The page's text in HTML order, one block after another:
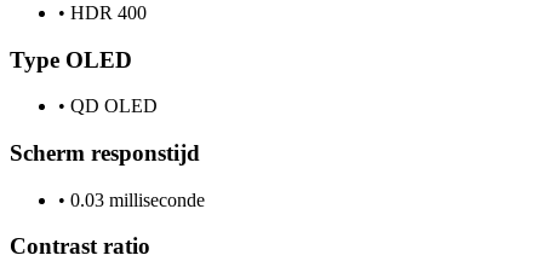
• HDR 400
Type OLED
• QD OLED
Scherm responstijd
• 0.03 milliseconde
Contrast ratio